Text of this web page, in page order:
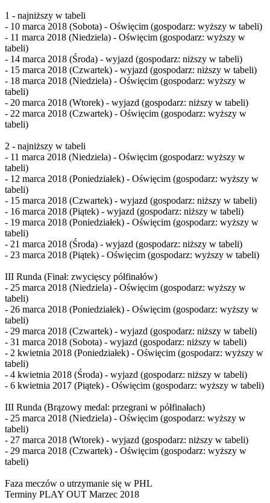
1 - najniższy w tabeli
- 10 marca 2018 (Sobota) - Oświęcim (gospodarz: wyższy w tabeli)
- 11 marca 2018 (Niedziela) - Oświęcim (gospodarz: wyższy w
tabeli)
- 14 marca 2018 (Środa) - wyjazd (gospodarz: niższy w tabeli)
- 15 marca 2018 (Czwartek) - wyjazd (gospodarz: niższy w tabeli)
- 18 marca 2018 (Niedziela) - Oświęcim (gospodarz: wyższy w
tabeli)
- 20 marca 2018 (Wtorek) - wyjazd (gospodarz: niższy w tabeli)
- 22 marca 2018 (Czwartek) - Oświęcim (gospodarz: wyższy w
tabeli)
2 - najniższy w tabeli
- 11 marca 2018 (Niedziela) - Oświęcim (gospodarz: wyższy w
tabeli)
- 12 marca 2018 (Poniedziałek) - Oświęcim (gospodarz: wyższy w
tabeli)
- 15 marca 2018 (Czwartek) - wyjazd (gospodarz: niższy w tabeli)
- 16 marca 2018 (Piątek) - wyjazd (gospodarz: niższy w tabeli)
- 19 marca 2018 (Poniedziałek) - Oświęcim (gospodarz: wyższy w
tabeli)
- 21 marca 2018 (Środa) - wyjazd (gospodarz: niższy w tabeli)
- 23 marca 2018 (Piątek) - Oświęcim (gospodarz: wyższy w tabeli)
III Runda (Finał: zwycięscy półfinałów)
- 25 marca 2018 (Niedziela) - Oświęcim (gospodarz: wyższy w
tabeli)
- 26 marca 2018 (Poniedziałek) - Oświęcim (gospodarz: wyższy w
tabeli)
- 29 marca 2018 (Czwartek) - wyjazd (gospodarz: niższy w tabeli)
- 31 marca 2018 (Sobota) - wyjazd (gospodarz: niższy w tabeli)
- 2 kwietnia 2018 (Poniedziałek) - Oświęcim (gospodarz: wyższy w
tabeli)
- 4 kwietnia 2018 (Środa) - wyjazd (gospodarz: niższy w tabeli)
- 6 kwietnia 2017 (Piątek) - Oświęcim (gospodarz: wyższy w tabeli)
III Runda (Brązowy medal: przegrani w półfinałach)
- 25 marca 2018 (Niedziela) - Oświęcim (gospodarz: wyższy w
tabeli)
- 27 marca 2018 (Wtorek) - wyjazd (gospodarz: niższy w tabeli)
- 29 marca 2018 (Czwartek) - Oświęcim (gospodarz: wyższy w
tabeli)
Faza meczów o utrzymanie się w PHL
Terminy PLAY OUT Marzec 2018